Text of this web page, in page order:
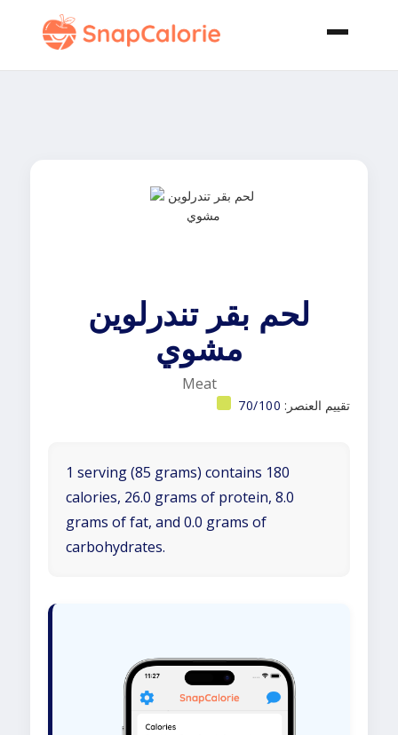
لحم بقر تندرلوين
مشوي
Meat
تقييم العنصر: 70/100
1 serving (85 grams) contains 180
calories, 26.0 grams of protein, 8.0
grams of fat, and 0.0 grams of
carbohydrates.